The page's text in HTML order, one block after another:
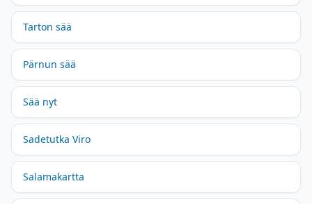
Tarton sää
Pärnun sää
Sää nyt
Sadetutka Viro
Salamakartta